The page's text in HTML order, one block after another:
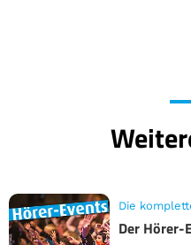
Die
Der Hörer-